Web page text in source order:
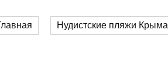
Нудистские пляжи Крыма